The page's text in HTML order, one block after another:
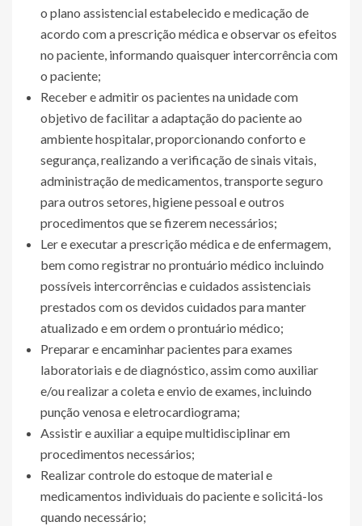
o plano assistencial estabelecido e medicação de
acordo com a prescrição médica e observar os efeitos
no paciente, informando quaisquer intercorrência com
o paciente;
Receber e admitir os pacientes na unidade com
objetivo de facilitar a adaptação do paciente ao
ambiente hospitalar, proporcionando conforto e
segurança, realizando a verificação de sinais vitais,
administração de medicamentos, transporte seguro
para outros setores, higiene pessoal e outros
procedimentos que se fizerem necessários;
Ler e executar a prescrição médica e de enfermagem,
bem como registrar no prontuário médico incluindo
possíveis intercorrências e cuidados assistenciais
prestados com os devidos cuidados para manter
atualizado e em ordem o prontuário médico;
Preparar e encaminhar pacientes para exames
laboratoriais e de diagnóstico, assim como auxiliar
e/ou realizar a coleta e envio de exames, incluindo
punção venosa e eletrocardiograma;
Assistir e auxiliar a equipe multidisciplinar em
procedimentos necessários;
Realizar controle do estoque de material e
medicamentos individuais do paciente e solicitá-los
quando necessário;